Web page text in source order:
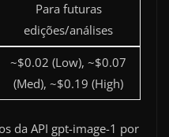
Para futuras
edições/análises
~$0.02 (Low), ~$0.07
(Med), ~$0.19 (High)
da API gpt-image-1 por